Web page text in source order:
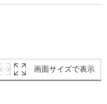
画面サイズで表示